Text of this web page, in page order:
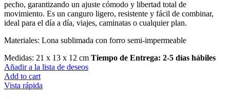
pecho, garantizando un ajuste cómodo y libertad total de
movimiento. Es un canguro ligero, resistente y fácil de combinar,
ideal para el día a día, viajes, caminatas o cualquier plan.
Materiales: Lona sublimada con forro semi-impermeable
Medidas: 21 x 13 x 12 cm Tiempo de Entrega: 2-5 días hábiles
Añadir a la lista de deseos
Add to cart
Vista rápida